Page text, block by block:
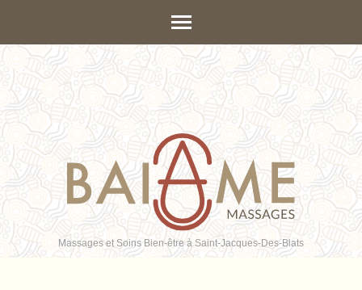
Aller
au
contenu
(Pressez
Entrée)
Massages et Soins Bien-être à Saint-Jacques-Des-Blats